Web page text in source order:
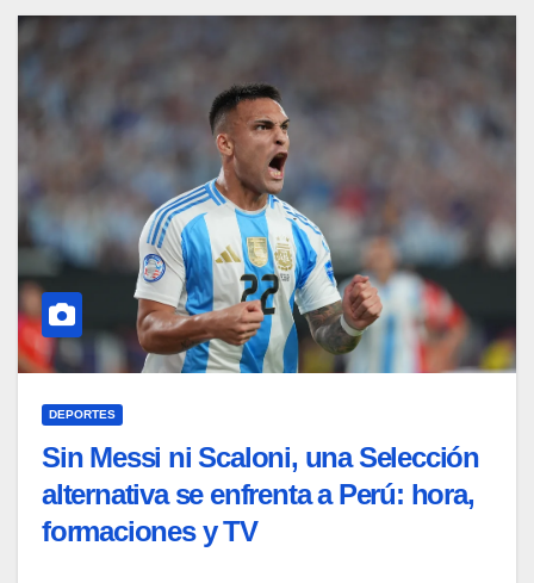
DEPORTES
Sin Messi ni Scaloni, una Selección
alternativa se enfrenta a Perú: hora,
formaciones y TV